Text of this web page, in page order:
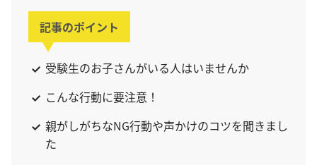
記事のポイント
受験生のお子さんがいる人はいませんか
こんな行動に要注意！
親がしがちなNG行動や声かけのコツを聞きまし
た